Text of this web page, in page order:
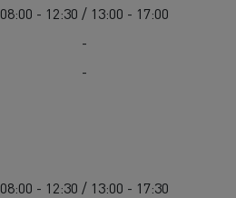
08:00 - 12:30 / 13:00 - 17:00
-
-
08:00 - 12:30 / 13:00 - 17:30